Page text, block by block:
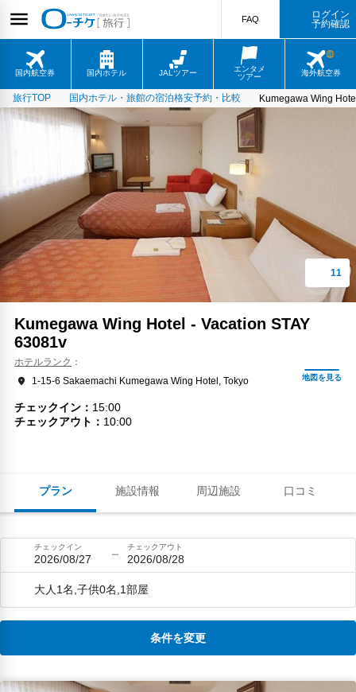
国内航空券 国内ホテル JALツアー
エンタメ
ツアー
海外航空券
FAQ
ログイン
予約確認
旅行TOP 国内ホテル・旅館の宿泊格安予約・比較 Kumegawa Wing
プラン 施設情報 周辺施設 口コミ
Kumegawa Wing Hotel - Vacation STAY
63081v
ホテルランク
1-15-6 Sakaemachi Kumegawa Wing Hotel, Tokyo
チェックイン
15:00
チェックアウト
10:00
チェックイン
2026/08/27
チェックアウト
2026/08/28
大人1名,子供0名,1部屋
条件を変更